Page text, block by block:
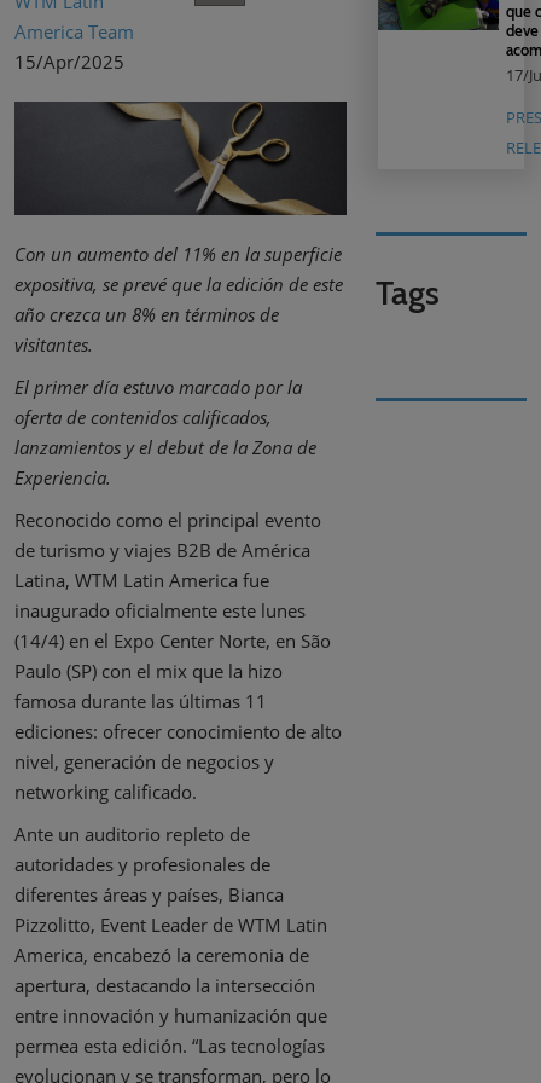
America Team
15/Apr/2025
Con un aumento del 11% en la superficie
expositiva, se prevé que la edición de este
año crezca un 8% en términos de
visitantes.
El primer día estuvo marcado por la
oferta de contenidos calificados,
lanzamientos y el debut de la Zona de
Experiencia.
Reconocido como el principal evento
de turismo y viajes B2B de América
Latina, WTM Latin America fue
inaugurado oficialmente este lunes
(14/4) en el Expo Center Norte, en São
Paulo (SP) con el mix que la hizo
famosa durante las últimas 11
ediciones: ofrecer conocimiento de alto
nivel, generación de negocios y
networking calificado.
Ante un auditorio repleto de
autoridades y profesionales de
diferentes áreas y países, Bianca
Pizzolitto, Event Leader de WTM Latin
America, encabezó la ceremonia de
apertura, destacando la intersección
entre innovación y humanización que
permea esta edición. “Las tecnologías
evolucionan y se transforman, pero lo
que
deve
17/
Tags